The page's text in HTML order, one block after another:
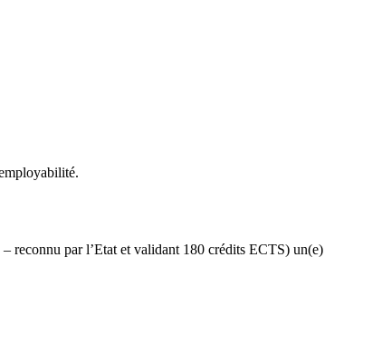
reconnu par l’Etat et validant 180 crédits ECTS) un(e)